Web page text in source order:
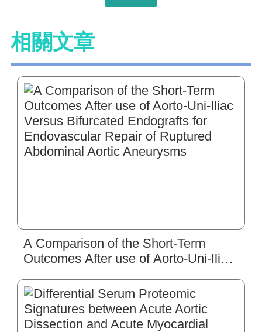
相關文章
A Comparison of the Short-Term
Outcomes After use of Aorto-Uni-Iliac
Endovascular Repair of Ruptured
Abdominal Aortic Aneurysms